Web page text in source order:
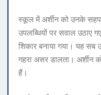
स्कूल में अर्शीन को उनके
उपलब्धियों पर सवाल उठाए
शिकार बनाया गया। यह
गहरा असर डालता।
हैं।